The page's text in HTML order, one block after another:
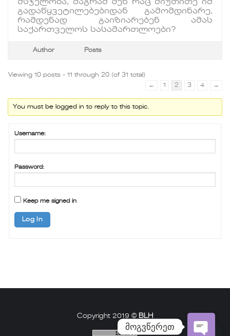
მსჯელობა, მაგრამ შენ რაც მიუთითე იმ
გადაწყვეტილებებიდან გამომდინარე,
რამდენად გაიზიარებენ ამას
საქართველოს სასამართლოები?
Author Posts
Viewing 10 posts - 11 through 20 (of 31 total)
←
1 2 3 4 →
You must be logged in to reply to this topic.
Username:
Password:
Keep me signed in
Log In
Copyright 2019 © BLH
მოგვწერეთ